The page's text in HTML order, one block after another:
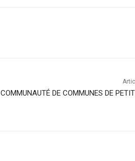
COMMUNAUTÉ DE COMMUNES DE